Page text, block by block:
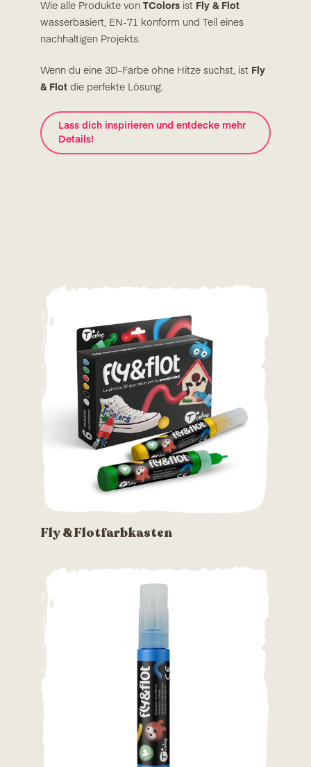
Wie alle Produkte von TColors ist Fly & Flot
wasserbasiert, EN-71 konform und Teil eines
nachhaltigen Projekts.
Wenn du eine 3D-Farbe ohne Hitze suchst, ist Fly
& Flot die perfekte Lösung.
Lass dich inspirieren und entdecke mehr
Details!
Fly & Flotfarbkasten